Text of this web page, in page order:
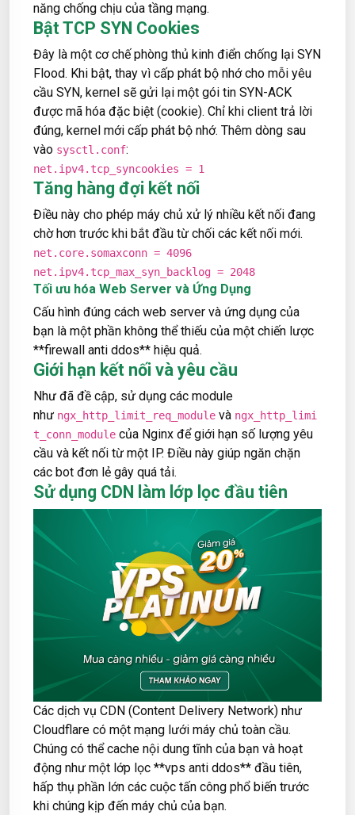
năng chống chịu của tầng mạng.
Bật TCP SYN Cookies
Đây là một cơ chế phòng thủ kinh điển chống lại SYN
Flood. Khi bật, thay vì cấp phát bộ nhớ cho mỗi yêu
cầu SYN, kernel sẽ gửi lại một gói tin SYN-ACK
được mã hóa đặc biệt (cookie). Chỉ khi client trả lời
đúng, kernel mới cấp phát bộ nhớ. Thêm dòng sau
vào sysctl.conf:
net.ipv4.tcp_syncookies = 1
Tăng hàng đợi kết nối
Điều này cho phép máy chủ xử lý nhiều kết nối đang
chờ hơn trước khi bắt đầu từ chối các kết nối mới.
net.core.somaxconn = 4096
net.ipv4.tcp_max_syn_backlog = 2048
Tối ưu hóa Web Server và Ứng Dụng
Cấu hình đúng cách web server và ứng dụng của
bạn là một phần không thể thiếu của một chiến lược
**firewall anti ddos** hiệu quả.
Giới hạn kết nối và yêu cầu
Như đã đề cập, sử dụng các module
như ngx_http_limit_req_module và ngx_http_limi
t_conn_module của Nginx để giới hạn số lượng yêu
cầu và kết nối từ một IP. Điều này giúp ngăn chặn
các bot đơn lẻ gây quá tải.
Sử dụng CDN làm lớp lọc đầu tiên
Các dịch vụ CDN (Content Delivery Network) như
Cloudflare có một mạng lưới máy chủ toàn cầu.
Chúng có thể cache nội dung tĩnh của bạn và hoạt
động như một lớp lọc **vps anti ddos** đầu tiên,
hấp thụ phần lớn các cuộc tấn công phổ biến trước
khi chúng kịp đến máy chủ của bạn.